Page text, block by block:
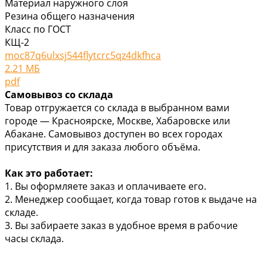
Материал наружного слоя
Резина общего назначения
Класс по ГОСТ
КЩ-2
moc87q6ulxsj544flytcrc5qz4dkfhca
2.21 МБ
pdf
Самовывоз со склада
Товар отгружается со склада в выбранном вами
городе — Красноярске, Москве, Хабаровске или
Абакане. Самовывоз доступен во всех городах
присутствия и для заказа любого объёма.
Как это работает:
1. Вы оформляете заказ и оплачиваете его.
2. Менеджер сообщает, когда товар готов к выдаче на
складе.
3. Вы забираете заказ в удобное время в рабочие
часы склада.